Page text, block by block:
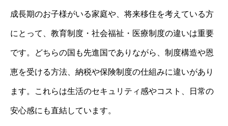
成長期のお子様がいる家庭や、将来移住を考えている方
にとって、教育制度・社会福祉・医療制度の違いは重要
です。どちらの国も先進国でありながら、制度構造や恩
恵を受ける方法、納税や保険制度の仕組みに違いがあり
ます。これらは生活のセキュリティ感やコスト、日常の
安心感にも直結しています。